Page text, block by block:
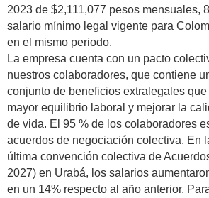
2023 de $2,111,077 pesos mensuales,
salario mínimo legal vigente para
en el mismo periodo.
La empresa cuenta con un pacto
nuestros colaboradores, que contiene
conjunto de beneficios extralegales
mayor equilibrio laboral y mejorar la
de vida. El 95 % de los colaboradores
acuerdos de negociación colectiva. En
última convención colectiva de
2027) en Urabá, los salarios
en un 14% respecto al año anterior.